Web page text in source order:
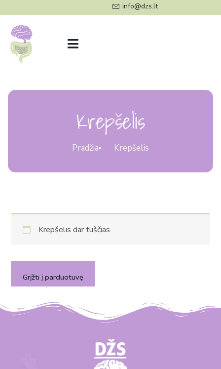
turinio
info@dzs.lt
Krepšelis
Krepšelis
Pradžia Krepšelis
Krepšelis dar tuščias.
Grįžti į parduotuvę